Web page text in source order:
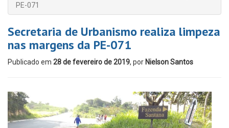
PE-071
Secretaria de Urbanismo realiza limpeza
nas margens da PE-071
Publicado em 28 de fevereiro de 2019, por Nielson Santos